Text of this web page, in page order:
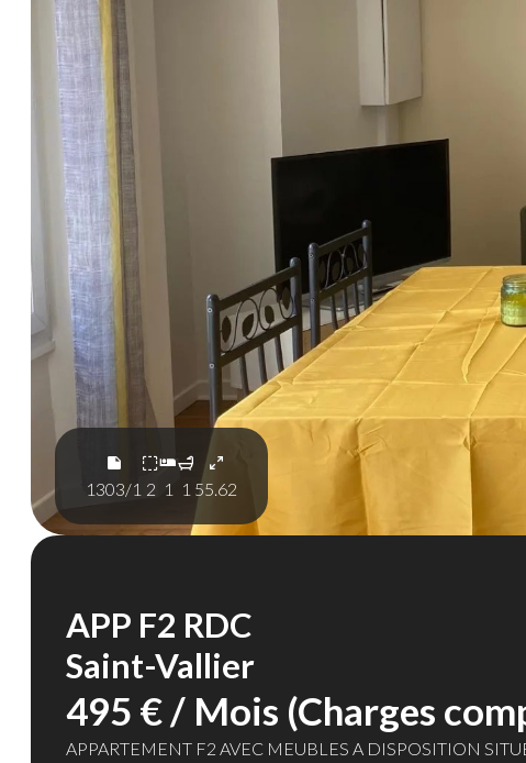
1303/1 2 1 1 55.62
APP F2 RDC
Saint-Vallier
495 € / Mois (Charges
APPARTEMENT F2 AVEC MEUBLES A DISPOSITION SITUE AU